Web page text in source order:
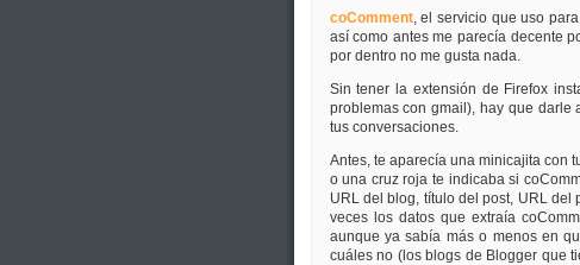
coComment, el servicio que uso
así como antes me parecía decente
por dentro no me gusta nada.
Sin tener la extensión de Firefox
problemas con gmail), hay que darle
tus conversaciones.
Antes, te aparecía una minicajita con
o una cruz roja te indicaba si
URL del blog, título del post, URL
veces los datos que extraía
aunque ya sabía más o menos en
cuáles no (los blogs de Blogger que